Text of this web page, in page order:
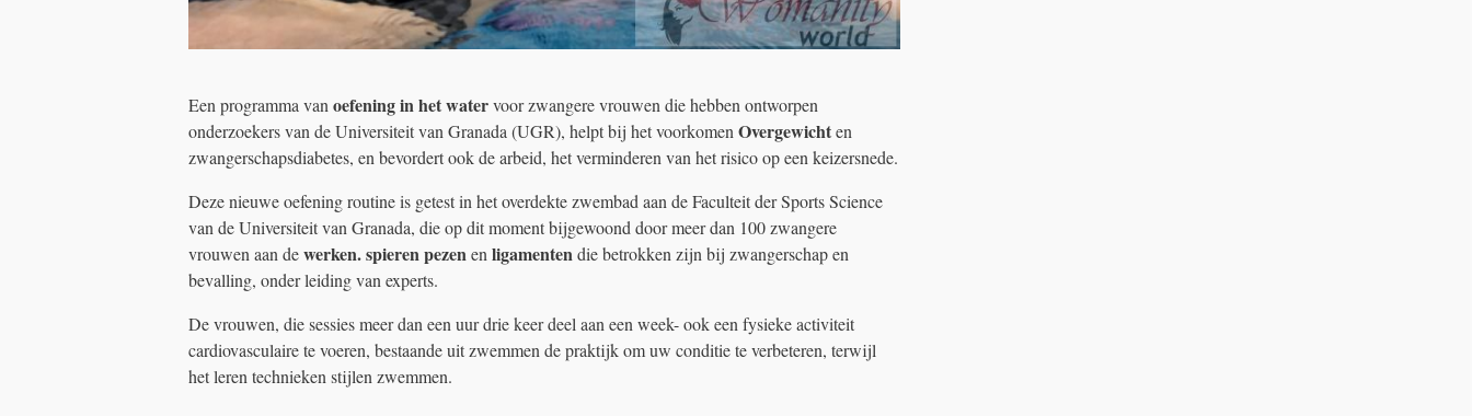
Een programma vanoefening in het watervoor zwangere vrouwen die hebben ontworpen
onderzoekers van de Universiteit van Granada (UGR), helpt bij het voorkomenOvergewichten
zwangerschapsdiabetes, en bevordert ook de arbeid, het verminderen van het risico op een keizersnede.
Deze nieuwe oefening routine is getest in het overdekte zwembad aan de Faculteit der Sports Science
van de Universiteit van Granada, die op dit moment bijgewoond door meer dan 100 zwangere
vrouwen aan dewerken. spierenpezenenligamentendie betrokken zijn bij zwangerschap en
bevalling, onder leiding van experts.
De vrouwen, die sessies meer dan een uur drie keer deel aan een week- ook een fysieke activiteit
cardiovasculaire te voeren, bestaande uit zwemmen de praktijk om uw conditie te verbeteren, terwijl
het leren technieken stijlen zwemmen.